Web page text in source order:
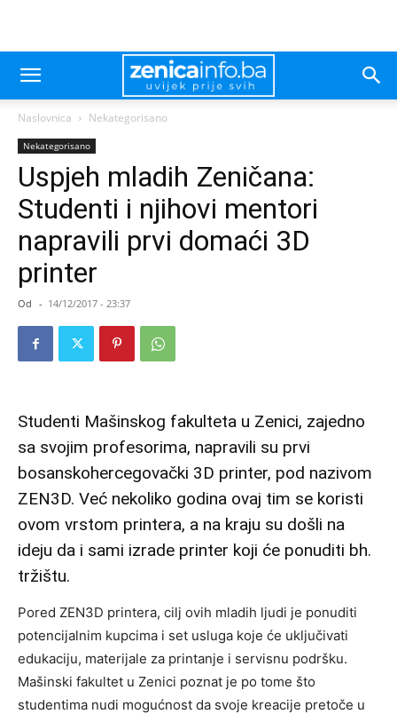
Naslovnica Nekategorisano
Nekategorisano
Uspjeh mladih Zeničana:
Studenti i njihovi mentori
napravili prvi domaći 3D
printer
Od - 14/12/2017 - 23:37
Studenti Mašinskog fakulteta u Zenici, zajedno
sa svojim profesorima, napravili su prvi
bosanskohercegovački 3D printer, pod nazivom
ZEN3D. Već nekoliko godina ovaj tim se koristi
ovom vrstom printera, a na kraju su došli na
ideju da i sami izrade printer koji će ponuditi bh.
tržištu.
Pored ZEN3D printera, cilj ovih mladih ljudi je ponuditi
potencijalnim kupcima i set usluga koje će uključivati
edukaciju, materijale za printanje i servisnu podršku.
Mašinski fakultet u Zenici poznat je po tome što
studentima nudi mogućnost da svoje kreacije pretoče u